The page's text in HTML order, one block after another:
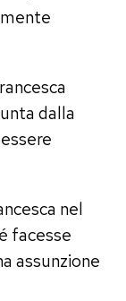
dalla
nel
facesse
assunzione